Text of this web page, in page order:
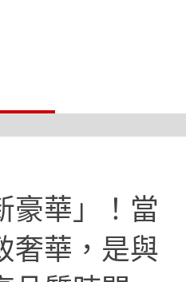
豪華」！當
奢華，是與